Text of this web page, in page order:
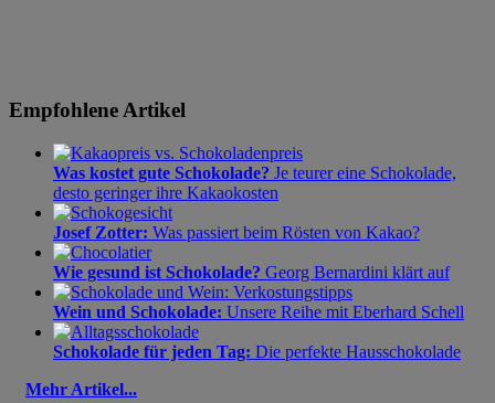
Empfohlene Artikel
Was kostet gute Schokolade? Je teurer eine Schokolade,
desto geringer ihre Kakaokosten
Josef Zotter: Was passiert beim Rösten von Kakao?
Wie gesund ist Schokolade? Georg Bernardini klärt auf
Wein und Schokolade: Unsere Reihe mit Eberhard Schell
Schokolade für jeden Tag: Die perfekte Hausschokolade
Mehr Artikel...